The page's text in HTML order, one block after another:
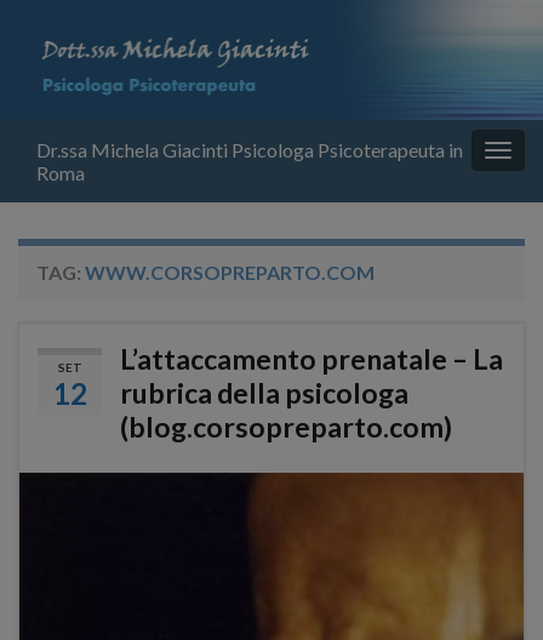
Dr.ssa Michela Giacinti Psicologa Psicoterapeuta in
Roma
TAG: WWW.CORSOPREPARTO.COM
SET
12
L’attaccamento prenatale – La
rubrica della psicologa
(blog.corsopreparto.com)